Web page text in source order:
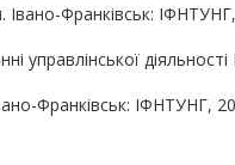
Франківськ:
управлінської
Франківськ: ІФНТУНГ,